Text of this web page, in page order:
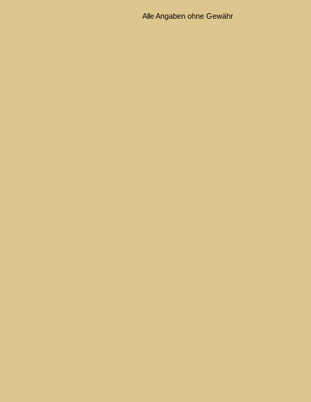
Alle Angaben ohne Gewähr